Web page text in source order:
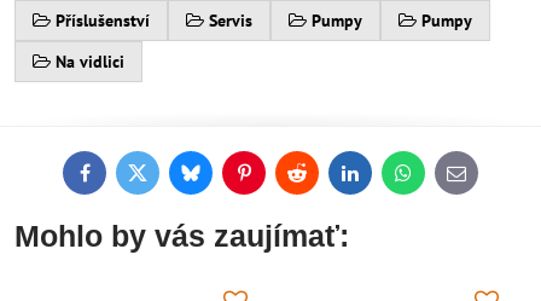
Příslušenství Servis Pumpy
Pumpy
Na vidlici
FacebookTwitterBlueskyPinterestReddit LinkedInWhatsApp
E-
mail
Mohlo by vás zaujímať: